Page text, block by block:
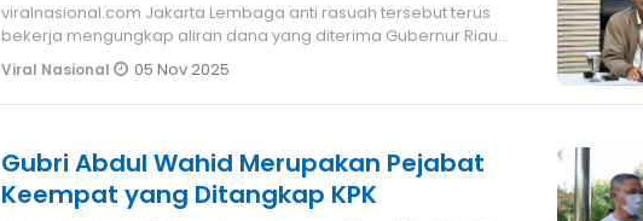
viralnasional.com Jakarta Lembaga anti rasuah tersebut terus
bekerja mengungkap aliran dana yang diterima Gubernur Riau
Abdul Wahid serta
Viral Nasional 05 Nov 2025
Gubri Abdul Wahid Merupakan Pejabat
Keempat yang Ditangkap KPK